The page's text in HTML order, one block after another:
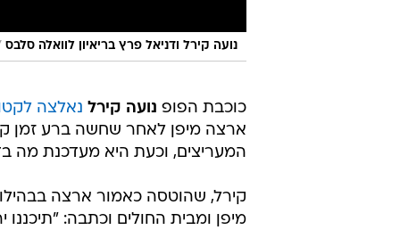
נועה קירל ודניאל פרץ בריאיון לוואלה סלבס
כוכבת הפופ נועה קירל נאלצה
ארצה מיפן לאחר שחשה ברע זמן
המעריצים, וכעת היא מעדכנת מה
קירל, שהוטסה כאמור ארצה
מיפן ומבית החולים וכתבה: